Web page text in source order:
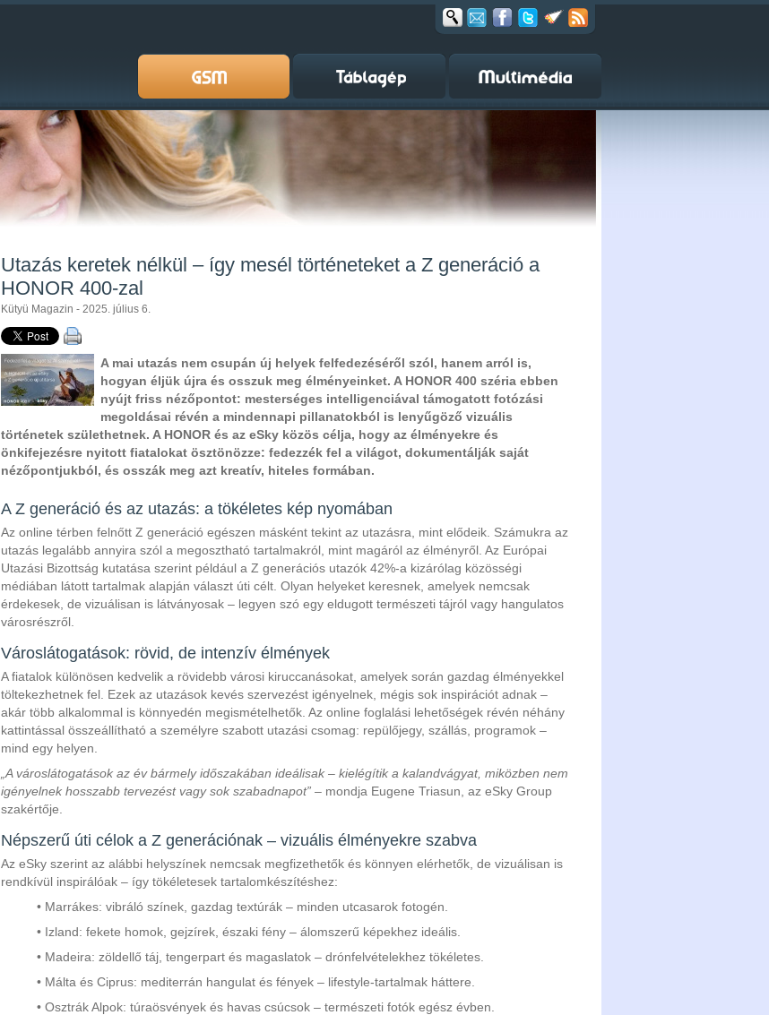
Utazás keretek nélkül – így mesél történeteket a Z generáció a
HONOR 400-zal
Kütyü Magazin - 2025. július 6.
A mai utazás nem csupán új helyek felfedezéséről szól, hanem arról is,
hogyan éljük újra és osszuk meg élményeinket. A HONOR 400 széria ebben
nyújt friss nézőpontot: mesterséges intelligenciával támogatott fotózási
megoldásai révén a mindennapi pillanatokból is lenyűgöző vizuális
történetek születhetnek. A HONOR és az eSky közös célja, hogy az élményekre és
önkifejezésre nyitott fiatalokat ösztönözze: fedezzék fel a világot, dokumentálják saját
nézőpontjukból, és osszák meg azt kreatív, hiteles formában.
A Z generáció és az utazás: a tökéletes kép nyomában
Az online térben felnőtt Z generáció egészen másként tekint az utazásra, mint elődeik. Számukra az
utazás legalább annyira szól a megosztható tartalmakról, mint magáról az élményről. Az Európai
Utazási Bizottság kutatása szerint például a Z generációs utazók 42%-a kizárólag közösségi
médiában látott tartalmak alapján választ úti célt. Olyan helyeket keresnek, amelyek nemcsak
érdekesek, de vizuálisan is látványosak – legyen szó egy eldugott természeti tájról vagy hangulatos
városrészről.
Városlátogatások: rövid, de intenzív élmények
A fiatalok különösen kedvelik a rövidebb városi kiruccanásokat, amelyek során gazdag élményekkel
töltekezhetnek fel. Ezek az utazások kevés szervezést igényelnek, mégis sok inspirációt adnak –
akár több alkalommal is könnyedén megismételhetők. Az online foglalási lehetőségek révén néhány
kattintással összeállítható a személyre szabott utazási csomag: repülőjegy, szállás, programok –
mind egy helyen.
„A városlátogatások az év bármely időszakában ideálisak – kielégítik a kalandvágyat, miközben nem
igényelnek hosszabb tervezést vagy sok szabadnapot” – mondja Eugene Triasun, az eSky Group
szakértője.
Népszerű úti célok a Z generációnak – vizuális élményekre szabva
Az eSky szerint az alábbi helyszínek nemcsak megfizethetők és könnyen elérhetők, de vizuálisan is
rendkívül inspirálóak – így tökéletesek tartalomkészítéshez:
• Marrákes: vibráló színek, gazdag textúrák – minden utcasarok fotogén.
• Izland: fekete homok, gejzírek, északi fény – álomszerű képekhez ideális.
• Madeira: zöldellő táj, tengerpart és magaslatok – drónfelvételekhez tökéletes.
• Málta és Ciprus: mediterrán hangulat és fények – lifestyle-tartalmak háttere.
• Osztrák Alpok: túraösvények és havas csúcsok – természeti fotók egész évben.